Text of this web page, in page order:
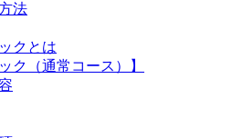
法
クとは
ク
（通常コース）】